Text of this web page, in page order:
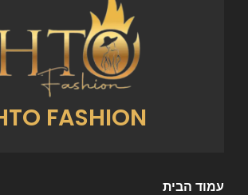
FASHION
עמוד הבית